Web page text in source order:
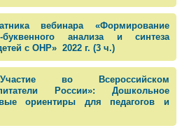
вебинара «Формирование
буквенного анализа и синтеза
с ОНР» 2022 г. (3 ч.)
во Всероссийском
России»: Дошкольное
ориентиры для педагогов и